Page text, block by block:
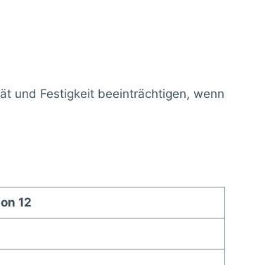
und Festigkeit beeinträchtigen, wenn
12